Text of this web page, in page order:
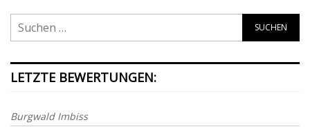
LETZTE BEWERTUNGEN:
Burgwald Imbiss